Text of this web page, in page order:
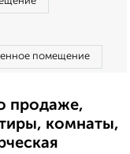
помещение
продаже,
комнаты,